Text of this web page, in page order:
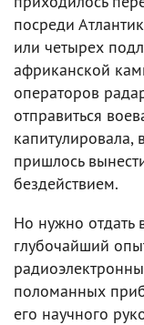
посреди
или четырех
африканской
операторов
отправиться
капитулировала,
пришлось
бездействием.
Но нужно
глубочайший
поломанных
его научного